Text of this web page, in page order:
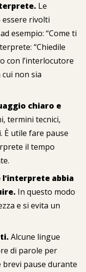
Le
essere rivolti
esempio: “Come ti
“Chiedile
con l’interlocutore
non sia
chiaro e
termini tecnici,
È utile fare pause
il tempo
abbia
In questo modo
e si evita un
Alcune lingue
di parole per
pause durante